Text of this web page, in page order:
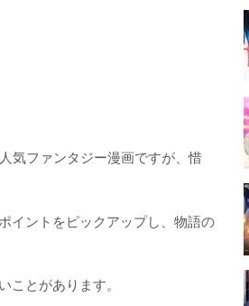
気ファンタジー漫画ですが、惜
イントをピックアップし、物語の
とがあります。